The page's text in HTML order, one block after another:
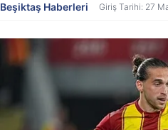
Beşiktaş Haberleri Giriş Tarihi: 27